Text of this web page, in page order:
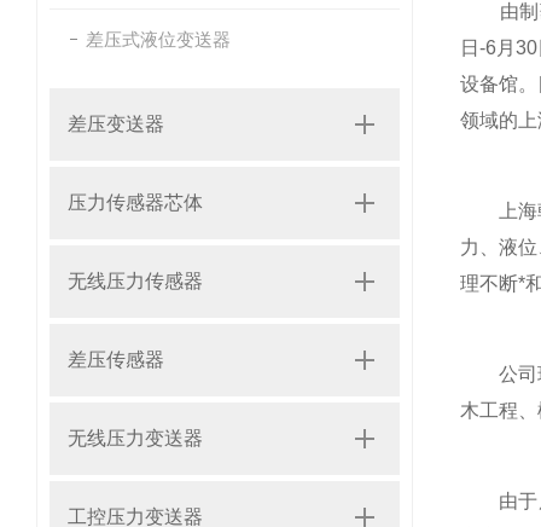
差压式液位变送器
差压变送器
压力传感器芯体
无线压力传感器
差压传感器
无线压力变送器
工控压力变送器
由制
日-6月
设备馆
领域的
上海朝
力、液
理不断*
公司现
木工程
由于历